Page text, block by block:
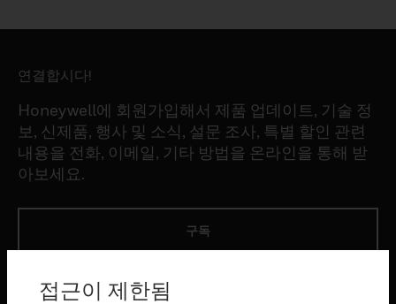
연결합시다!
Honeywell에 회원가입해서 제품 업데이트, 기술 정
보, 신제품, 행사 및 소식, 설문 조사, 특별 할인 관련
내용을 전화, 이메일, 기타 방법을 온라인을 통해 받
아보세요.
구독
제품접근이 제한됨